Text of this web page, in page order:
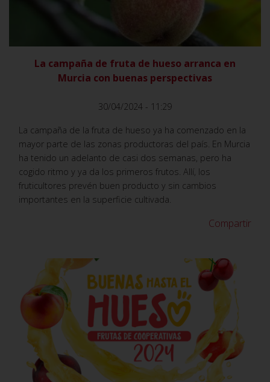
La campaña de fruta de hueso arranca en
Murcia con buenas perspectivas
30/04/2024 - 11:29
La campaña de la fruta de hueso ya ha comenzado en la
mayor parte de las zonas productoras del país. En Murcia
ha tenido un adelanto de casi dos semanas, pero ha
cogido ritmo y ya da los primeros frutos. Allí, los
fruticultores prevén buen producto y sin cambios
importantes en la superficie cultivada.
Compartir
VER